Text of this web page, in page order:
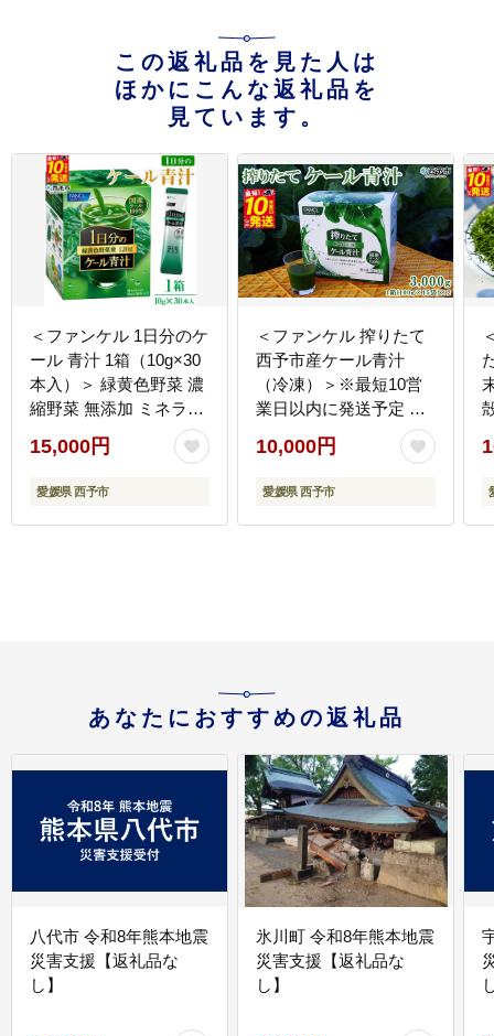
この返礼品を見た人は
ほかにこんな返礼品を
見ています。
＜ファンケル 1日分のケ
ール 青汁 1箱（10g×30
本入）＞ 緑黄色野菜 濃
縮野菜 無添加 ミネラル
農法 化学農薬不使用 飲
料 飲み物 小分け 特産品
グリーンヒル ファンケ
市
15,000円
愛媛県 西予市
＜ファンケル 搾りたて
西予市産ケール青汁
（冷凍）＞※最短10営
業日以内に発送予定 濃
縮野菜 国産 あおじる 化
学農薬不使用 飲料 ドリ
ンク 小分け FANCL 産
べる 配送回数 愛媛県 西
10,000円
愛媛県 西予市
あなたにおすすめの返礼品
八代市 令和8年熊本地震
災害支援【返礼品な
し】
氷川町 令和8年熊本地震
災害支援【返礼品な
し】